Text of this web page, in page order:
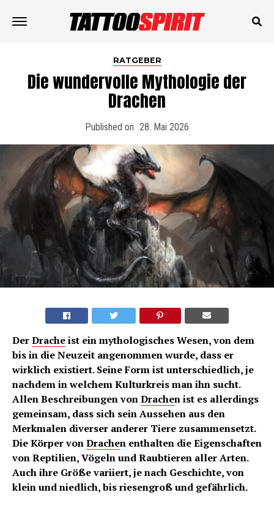
RATGEBER
Die wundervolle Mythologie der
Drachen
Published on 28. Mai 2026
DerDracheist ein mythologisches Wesen, von dem
bis in die Neuzeit angenommen wurde, dass er
wirklich existiert. Seine Form ist unterschiedlich, je
nachdem in welchem Kulturkreis man ihn sucht.
Allen Beschreibungen vonDrachen ist es allerdings
gemeinsam, dass sich sein Aussehen aus den
Merkmalen diverser anderer Tiere zusammensetzt.
Die Körper vonDrachen enthalten die Eigenschaften
von Reptilien, Vögeln und Raubtieren aller Arten.
Auch ihre Größe variiert, je nach Geschichte, von
klein und niedlich, bis riesengroß und gefährlich.